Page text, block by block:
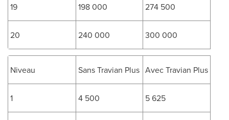
19 198 000 274 500
20 240 000 300 000
Niveau Sans Travian Plus Avec Travian Plus
1 4 500 5 625